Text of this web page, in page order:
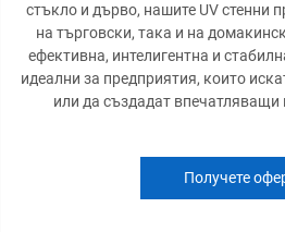
стъкло и дърво, нашите UV стенни
на търговски, така и на
ефективна, интелигентна и
идеални за предприятия, които
или да създадат впечатляващи
Получете